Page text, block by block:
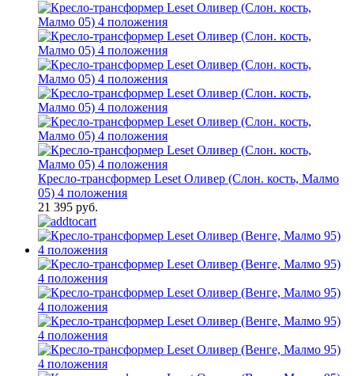
Кресло-трансформер Leset Оливер (Слон. кость, Малмо
05) 4 положения
21 395 руб.